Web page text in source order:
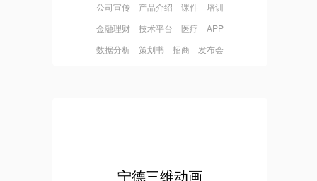
公司宣传 产品介绍 课件 培训
金融理财 技术平台 医疗 APP
数据分析 策划书 招商 发布会
宁德三维动画